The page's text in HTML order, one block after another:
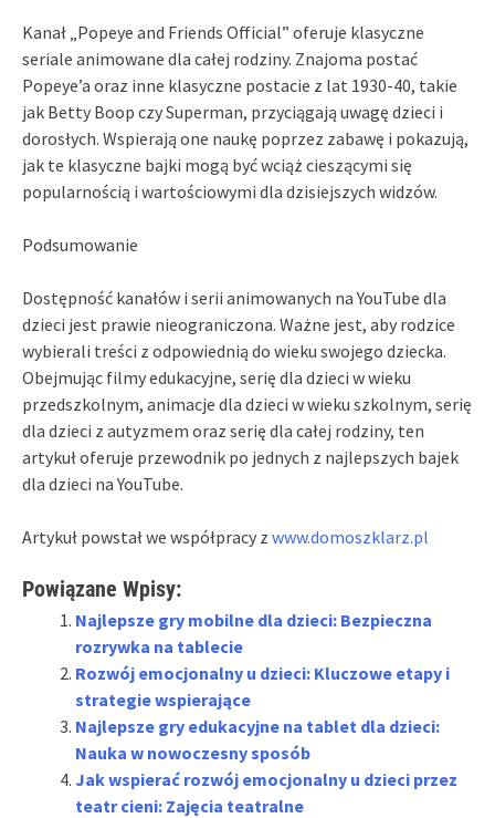
Kanał „Popeye and Friends Official” oferuje klasyczne
seriale animowane dla całej rodziny. Znajoma postać
Popeye’a oraz inne klasyczne postacie z lat 1930-40, takie
jak Betty Boop czy Superman, przyciągają uwagę dzieci i
dorosłych. Wspierają one naukę poprzez zabawę i pokazują,
jak te klasyczne bajki mogą być wciąż cieszącymi się
popularnością i wartościowymi dla dzisiejszych widzów.
Podsumowanie
Dostępność kanałów i serii animowanych na YouTube dla
dzieci jest prawie nieograniczona. Ważne jest, aby rodzice
wybierali treści z odpowiednią do wieku swojego dziecka.
Obejmując filmy edukacyjne, serię dla dzieci w wieku
przedszkolnym, animacje dla dzieci w wieku szkolnym, serię
dla dzieci z autyzmem oraz serię dla całej rodziny, ten
artykuł oferuje przewodnik po jednych z najlepszych bajek
dla dzieci na YouTube.
Artykuł powstał we współpracy z www.domoszklarz.pl
Powiązane Wpisy:
Najlepsze gry mobilne dla dzieci: Bezpieczna
rozrywka na tablecie
Rozwój emocjonalny u dzieci: Kluczowe etapy i
strategie wspierające
Najlepsze gry edukacyjne na tablet dla dzieci:
Nauka w nowoczesny sposób
Jak wspierać rozwój emocjonalny u dzieci przez
teatr cieni: Zajęcia teatralne